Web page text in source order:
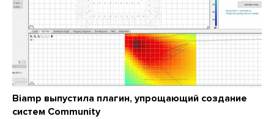
Biamp выпустила плагин, упрощающий создание
систем Community